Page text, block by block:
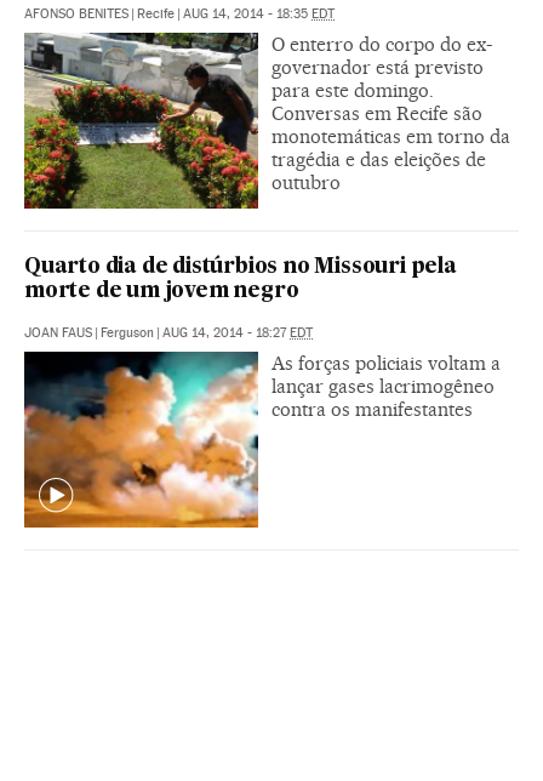
AFONSO BENITES | Recife | AUG 14, 2014 - 18:35 EDT
O enterro do corpo do ex-
governador está previsto
para este domingo.
Conversas em Recife são
monotemáticas em torno da
tragédia e das eleições de
outubro
Quarto dia de distúrbios no Missouri pela
morte de um jovem negro
JOAN FAUS | Ferguson | AUG 14, 2014 - 18:27EDT
As forças policiais voltam a
lançar gases lacrimogêneo
contra os manifestantes